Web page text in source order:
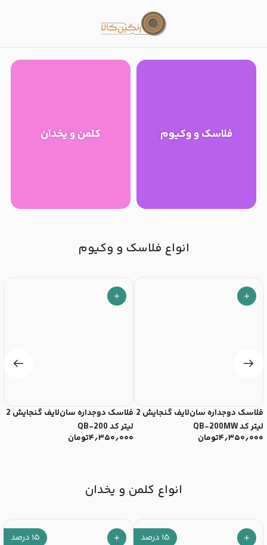
فلاسک و وکیوم کلمن و یخدان
انواع فلاسک و وکیوم
فلاسک دوجداره سان‌لایف گنجایش 2
لیتر کد QB-200MW
۴٫۳۵۰٫۰۰۰تومان
فلاسک دوجداره سان‌لایف گنجایش 2
لیتر کد QB-200
۴٫۳۵۰٫۰۰۰تومان
انواع کلمن و یخدان
۱۵ درصد ۱۵ درصد